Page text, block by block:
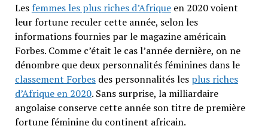
Les femmes les plus riches d’Afriqueen 2020 voient
leur fortune reculer cette année, selon les
informations fournies par le magazine américain
Forbes. Comme c’était le cas l’année dernière, on ne
dénombre que deux personnalités féminines dans le
classement Forbesdes personnalités les plus riches
d’Afrique en 2020. Sans surprise, la milliardaire
angolaise conserve cette année son titre de première
fortune féminine du continent africain.